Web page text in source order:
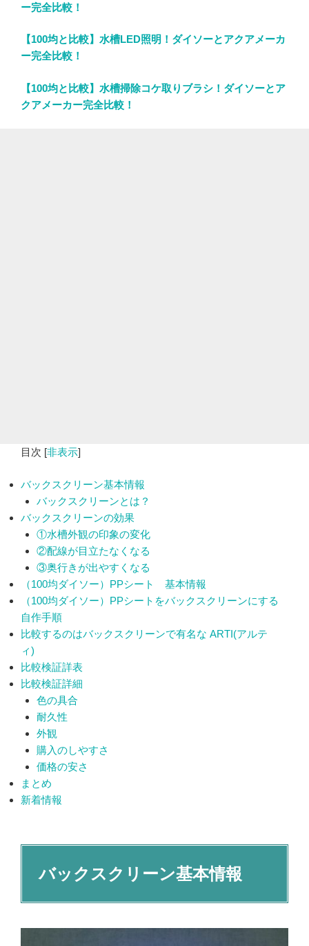
ー完全比較！
【100均と比較】水槽LED照明！ダイソーとアクアメーカ
ー完全比較！
【100均と比較】水槽掃除コケ取りブラシ！ダイソーとア
クアメーカー完全比較！
目次 [非表示]
バックスクリーン基本情報
バックスクリーンとは？
バックスクリーンの効果
①水槽外観の印象の変化
②配線が目立たなくなる
③奥行きが出やすくなる
（100均ダイソー）PPシート 基本情報
（100均ダイソー）PPシートをバックスクリーンにする
自作手順
比較するのはバックスクリーンで有名な ARTI(アルテ
ィ)
比較検証詳表
比較検証詳細
色の具合
耐久性
外観
購入のしやすさ
価格の安さ
まとめ
新着情報
バックスクリーン基本情報